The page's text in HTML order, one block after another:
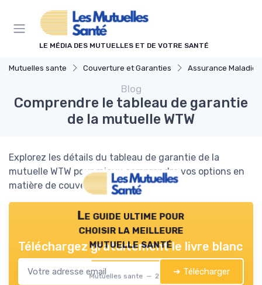
LE MÉDIA DES MUTUELLES ET DE VOTRE SANTÉ
Mutuelles sante Couverture et Garanties Assurance Maladie et
Blog
Comprendre le tableau de garantie
de la mutuelle WTW
Explorez les détails du tableau de garantie de la
mutuelle WTW pour mieux comprendre vos options en
matière de couverture santé.
Le guide ultime pour
choisir la meilleure
mutuelle santé
Mutuelles sante — 2026
Téléchargez gratuitement le livre blanc
➔ Télécharger